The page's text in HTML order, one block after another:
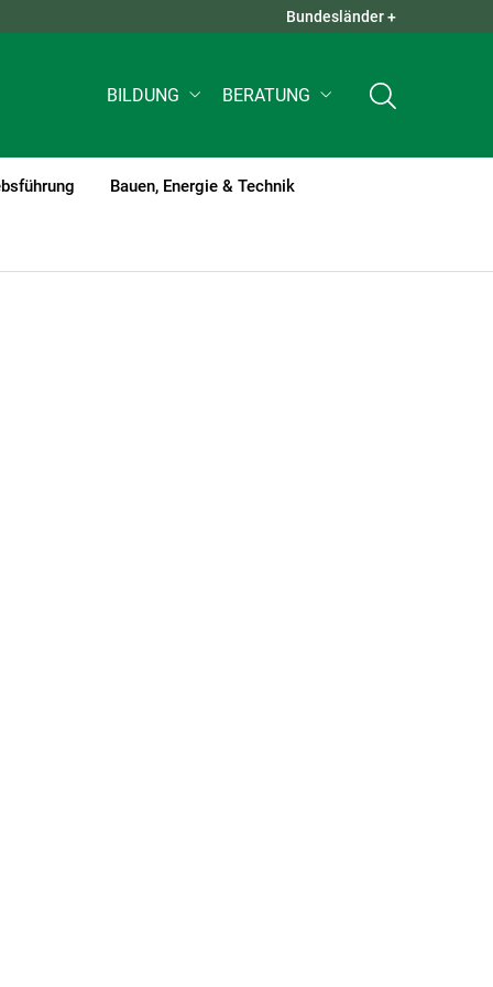
QUICK LINKS +
Bundesländer +
BILDUNG BERATUNG
Bauen, Energie & Technik